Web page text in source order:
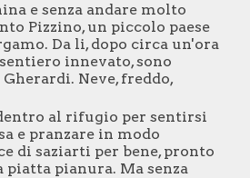
e senza andare molto
Pizzino, un piccolo paese
Da li, dopo circa un'ora
innevato, sono
Neve, freddo,
al rifugio per sentirsi
e pranzare in modo
di saziarti per bene, pronto
pianura. Ma senza